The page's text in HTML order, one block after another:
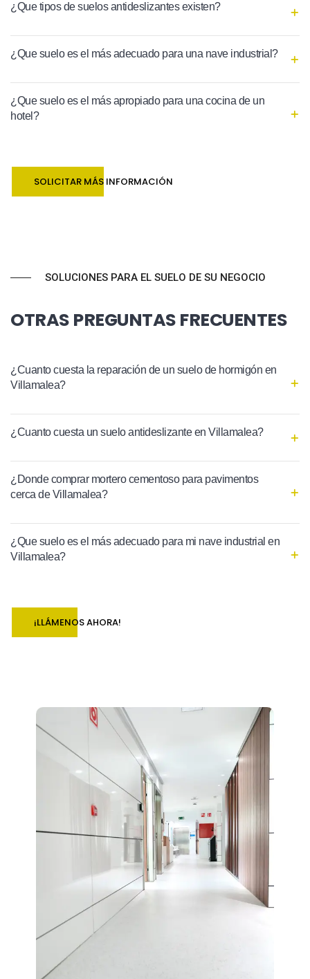
¿Que tipos de suelos antideslizantes existen?
¿Que suelo es el más adecuado para una nave industrial?
¿Que suelo es el más apropiado para una cocina de un
hotel?
SOLICITAR MÁS INFORMACIÓN
SOLUCIONES PARA EL SUELO DE SU NEGOCIO
OTRAS PREGUNTAS FRECUENTES
¿Cuanto cuesta la reparación de un suelo de hormigón en
Villamalea?
¿Cuanto cuesta un suelo antideslizante en Villamalea?
¿Donde comprar mortero cementoso para pavimentos
cerca de Villamalea?
¿Que suelo es el más adecuado para mi nave industrial en
Villamalea?
¡LLÁMENOS AHORA!